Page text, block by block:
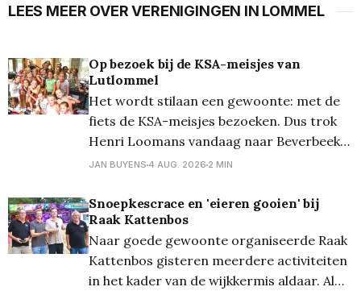
LEES MEER OVER VERENIGINGEN IN LOMMEL
Op bezoek bij de KSA-meisjes van
Lutlommel
Het wordt stilaan een gewoonte: met de
fiets de KSA-meisjes bezoeken. Dus trok
Henri Loomans vandaag naar Beverbeek
in Hamont-Achel bij de bivakplaats van de
er voor de 13de keer kookmoeder en we
mogen telkens mee-eten! Samen met de
65 meisjes
JAN BUYENS 4 AUG. 2026 2 MIN
Snoepkescrace en 'eieren gooien' bij
Raak Kattenbos
Naar goede gewoonte organiseerde Raak
Kattenbos gisteren meerdere activiteiten
in het kader van de wijkkermis aldaar. Al